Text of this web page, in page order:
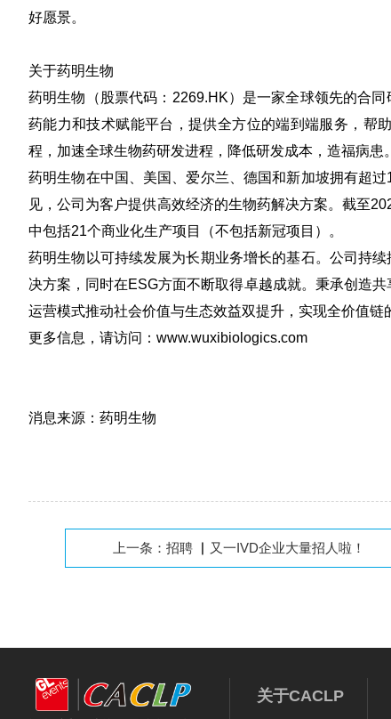
好愿景。
关于药明生物
药明生物（股票代码：2269.HK）是一家全球领先的合
药能力和技术赋能平台，提供全方位的端到端服务，帮
程，加速全球生物药研发进程，降低研发成本，造福病患。
药明生物在中国、美国、爱尔兰、德国和新加坡拥有超
见，公司为客户提供高效经济的生物药解决方案。截至
中包括21个商业化生产项目（不包括新冠项目）。
药明生物以可持续发展为长期业务增长的基石。公司持
决方案，同时在ESG方面不断取得卓越成就。秉承创造
运营模式推动社会价值与生态效益双提升，实现全价值链
更多信息，请访问：www.wuxibiologics.com
消息来源：药明生物
上一条： 招聘 ▏又一IVD企业大量招人啦！
关于CACLP